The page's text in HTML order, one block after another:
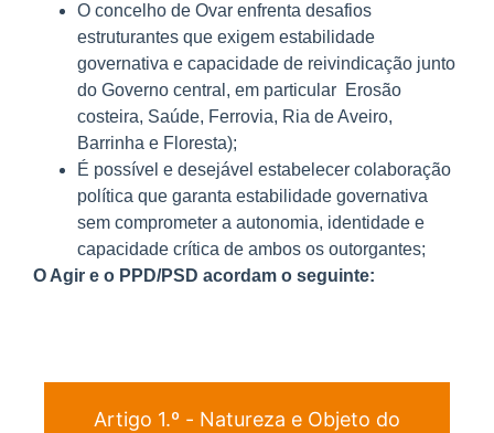
O concelho de Ovar enfrenta desafios
estruturantes que exigem estabilidade
governativa e capacidade de reivindicação junto
do Governo central, em particular Erosão
costeira, Saúde, Ferrovia, Ria de Aveiro,
Barrinha e Floresta);
É possível e desejável estabelecer colaboração
política que garanta estabilidade governativa
sem comprometer a autonomia, identidade e
capacidade crítica de ambos os outorgantes;
O Agir e o PPD/PSD acordam o seguinte:
Artigo 1.º - Natureza e Objeto do